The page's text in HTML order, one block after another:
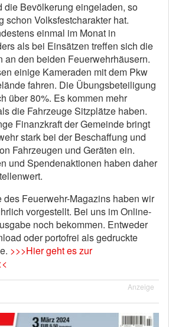
die Bevölkerung eingeladen, so
schon Volksfestcharakter hat.
einmal im Monat in
als bei Einsätzen treffen sich die
an den beiden Feuerwehrhäusern.
einige Kameraden mit dem Pkw
fahren. Die Übungsbeteiligung
über 80%. Es kommen mehr
die Fahrzeuge Sitzplätze haben.
Finanzkraft der Gemeinde bringt
stark bei der Beschaffung und
Fahrzeugen und Geräten ein.
und Spendenaktionen haben daher
des Feuerwehr-Magazins haben wir
vorgestellt. Bei uns im Online-
noch bekommen. Entweder
oder portofrei als gedruckte
>>>Hier geht es zur
Anzeige